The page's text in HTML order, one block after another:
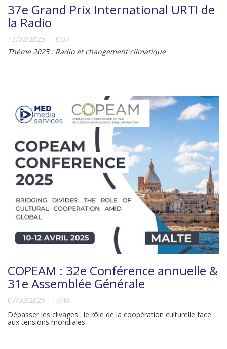
37e Grand Prix International URTI de
la Radio
13/02/2025 - 10:07
Thème 2025 : Radio et changement climatique
COPEAM : 32e Conférence annuelle &
31e Assemblée Générale
07/02/2025 - 17:48
Dépasser les clivages : le rôle de la coopération culturelle face
aux tensions mondiales